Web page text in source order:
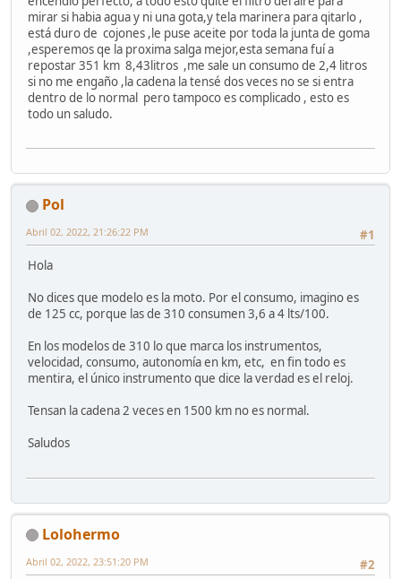
mirar si habia agua y ni una gota,y tela marinera para qitarlo ,
está duro de cojones ,le puse aceite por toda la junta de goma
,esperemos qe la proxima salga mejor,esta semana fuí a
repostar 351 km 8,43litros ,me sale un consumo de 2,4 litros
si no me engaño ,la cadena la tensé dos veces no se si entra
dentro de lo normal pero tampoco es complicado , esto es
todo un saludo.
Pol
#1
Abril 02, 2022, 21:26:22 PM
Hola
No dices que modelo es la moto. Por el consumo, imagino es
de 125 cc, porque las de 310 consumen 3,6 a 4 lts/100.
En los modelos de 310 lo que marca los instrumentos,
velocidad, consumo, autonomía en km, etc, en fin todo es
mentira, el único instrumento que dice la verdad es el reloj.
Tensan la cadena 2 veces en 1500 km no es normal.
Saludos
Lolohermo
#2
Abril 02, 2022, 23:51:20 PM